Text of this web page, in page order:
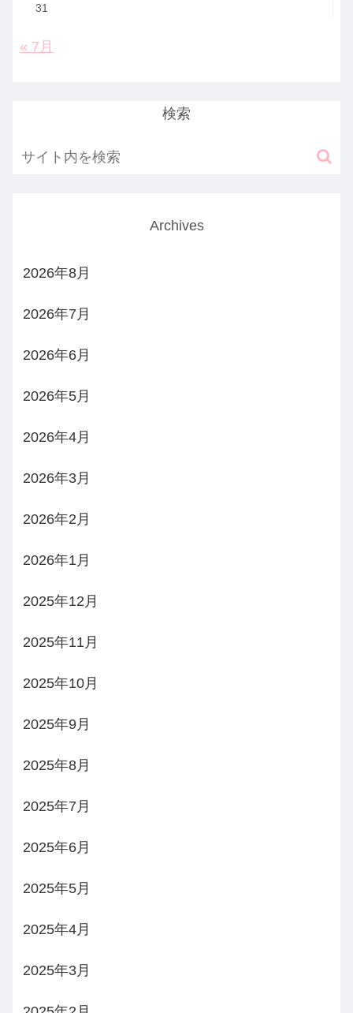
31
« 7月
検索
Archives
2026年8月
2026年7月
2026年6月
2026年5月
2026年4月
2026年3月
2026年2月
2026年1月
2025年12月
2025年11月
2025年10月
2025年9月
2025年8月
2025年7月
2025年6月
2025年5月
2025年4月
2025年3月